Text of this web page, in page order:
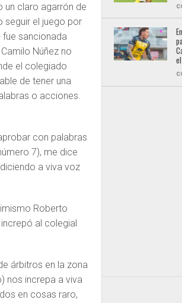
un claro agarrón de
seguir el juego por
sancionada
Núñez no
el colegiado
de tener una
o acciones.
con palabras
7), me dice
a viva voz
Roberto
al colegial
árbitros en la zona
nos increpa a viva
en cosas raro,